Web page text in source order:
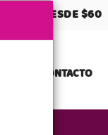
DESDE $60
CONTACTO